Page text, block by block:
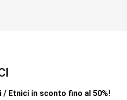
Etnici in sconto fino al 50%!